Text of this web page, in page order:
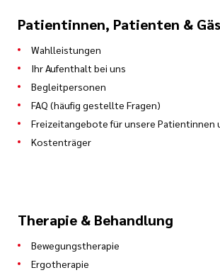
Patientinnen, Patienten &
Wahlleistungen
Ihr Aufenthalt bei uns
Begleitpersonen
FAQ (häufig gestellte Fragen)
Freizeitangebote für unsere Patientinnen
Kostenträger
Therapie & Behandlung
Bewegungstherapie
Ergotherapie